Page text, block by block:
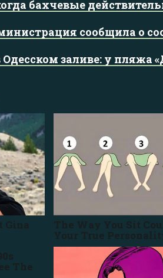
бахчевые
сообщила о
Одесском заливе: у